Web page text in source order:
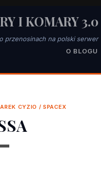
I KOMARY 3.0
przenosinach na polski serwer
O BLOGU
CYZIO /SPACEX